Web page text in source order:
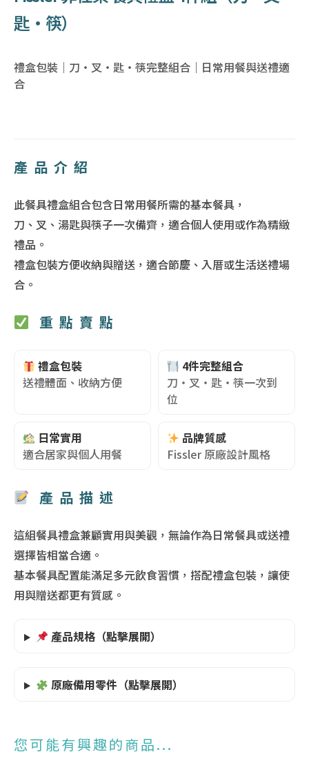
匙・筷）
禮盒包裝｜刀・叉・匙・筷完整組合｜日常用餐與送禮適
合
產品介紹
此餐具禮盒組合包含日常用餐所需的基本餐具，
刀、叉、湯匙與筷子一次備齊，適合個人使用或作為精緻
禮品。
禮盒包裝方便收納與贈送，適合節慶、入厝或生活送禮場
合。
重點賣點
禮盒包裝
送禮體面、收納方便
4件完整組合
刀・叉・匙・筷一次到
位
日常實用
適合居家與個人用餐
品牌質感
Fissler 原廠設計風格
產品描述
這組餐具禮盒兼顧實用與美觀，無論作為日常餐具或送禮
選擇皆相當合適。
基本餐具配置能滿足多元飲食習慣，搭配禮盒包裝，讓使
用與贈送都更有質感。
產品規格（點擊展開）
原廠備用零件（點擊展開）
您可能有興趣的商品...